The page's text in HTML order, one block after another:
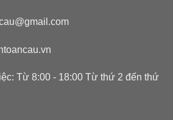
Từ 8:00 - 18:00 Từ thứ 2 đến thứ